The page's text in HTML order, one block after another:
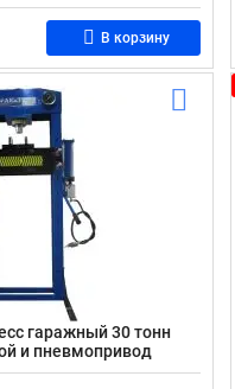
В корзину
гаражный 30 тонн
и пневмопривод